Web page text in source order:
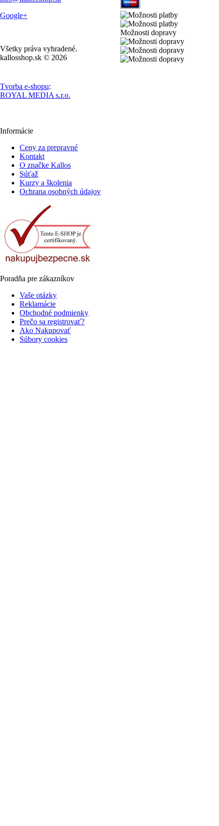
Google+
Všetky práva vyhradené.
kallosshop.sk © 2026
Tvorba e-shopu:
ROYAL MEDIA s.r.o.
Informácie
Ceny za prepravné
Kontakt
O značke Kallos
Súťaž
Kurzy a školenia
Ochrana osobných údajov
Poradňa pre zákazníkov
Vaše otázky
Reklamácie
Obchodné podmienky
Prečo sa registrovať?
Ako Nakupovať
Súbory cookies
Možnosti dopravy